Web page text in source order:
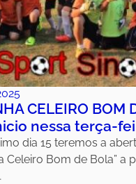
CELEIRO BOM
nessa terça-
dia 15 teremos a
Celeiro Bom de Bola” a